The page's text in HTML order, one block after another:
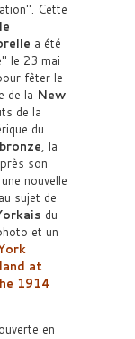
. Cette
a été
le 23 mai
fêter le
de la New
de la
du
, la
son
nouvelle
sujet de
du
et un
at
1914
en